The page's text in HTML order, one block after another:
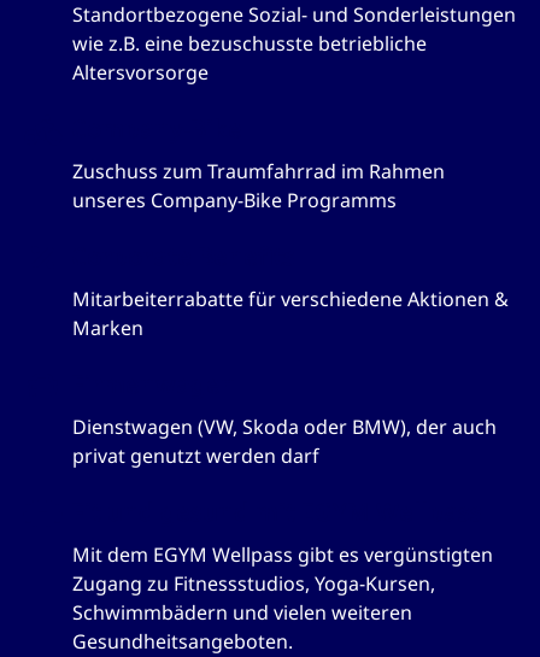
Standortbezogene Sozial- und Sonderleistungen
wie z.B. eine bezuschusste betriebliche
Altersvorsorge
Zuschuss zum Traumfahrrad im Rahmen
unseres Company-Bike Programms
Mitarbeiterrabatte für verschiedene Aktionen &
Marken
Dienstwagen (VW, Skoda oder BMW), der auch
privat genutzt werden darf
Mit dem EGYM Wellpass gibt es vergünstigten
Zugang zu Fitnessstudios, Yoga-Kursen,
Schwimmbädern und vielen weiteren
Gesundheitsangeboten.